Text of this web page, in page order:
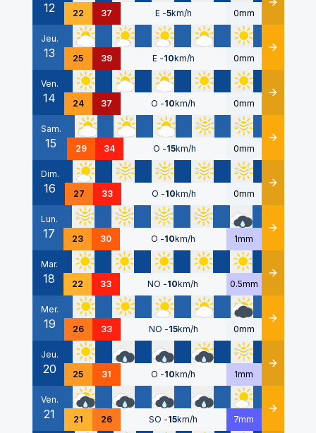
12 22 37 E -5km/h 0mm Détails
Jeu.
13 25 39 E -10km/h 0mm Détails
Ven.
14 24 37 O -10km/h 0mm Détails
Sam.
15 29 34 O -15km/h 0mm Détails
Dim.
16 27 33 O -10km/h 0mm Détails
Lun.
17 23 30 O -10km/h 1mm Détails
Mar.
18 22 33 NO -10km/h 0.5mm Détails
Mer.
19 26 33 NO -15km/h 0mm Détails
Jeu.
20 25 31 O -10km/h 1mm Détails
Ven.
21 21 26 SO -15km/h 7mm Détails